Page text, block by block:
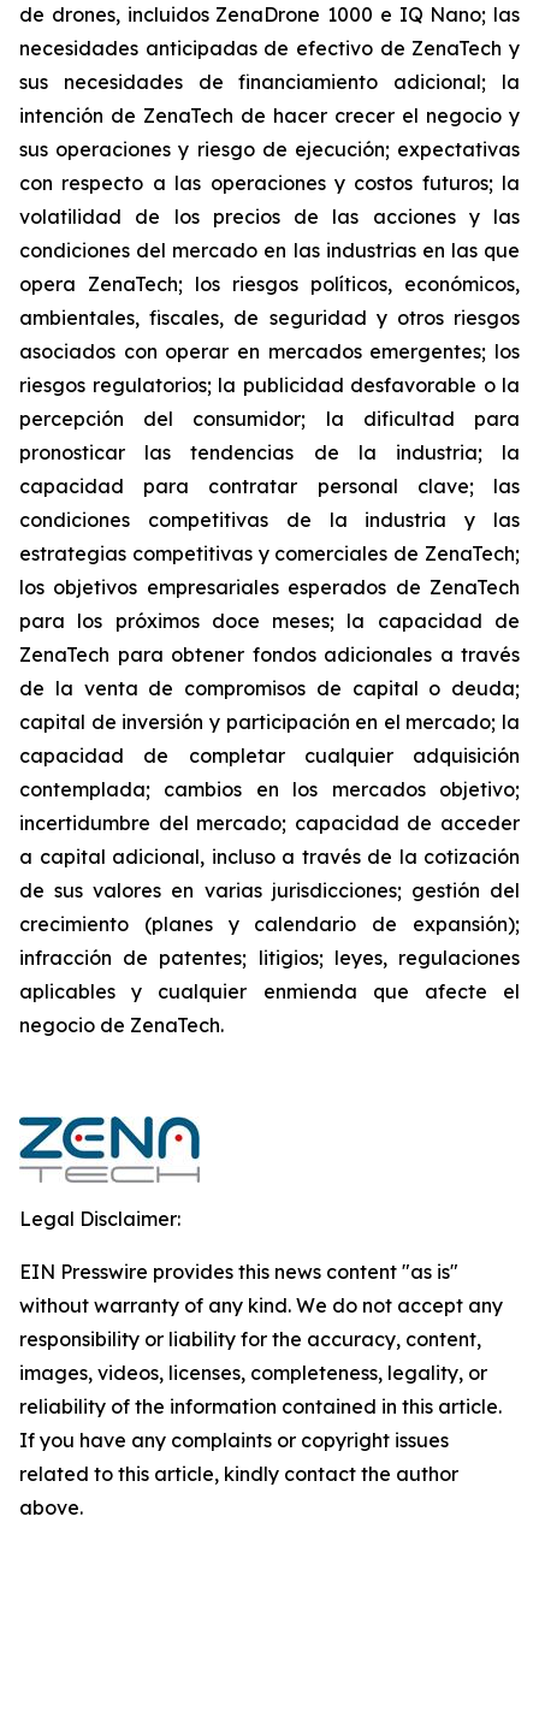
de drones, incluidos ZenaDrone 1000 e IQ Nano; las
necesidades anticipadas de efectivo de ZenaTech y
sus necesidades de financiamiento adicional; la
intención de ZenaTech de hacer crecer el negocio y
sus operaciones y riesgo de ejecución; expectativas
con respecto a las operaciones y costos futuros; la
volatilidad de los precios de las acciones y las
condiciones del mercado en las industrias en las que
opera ZenaTech; los riesgos políticos, económicos,
ambientales, fiscales, de seguridad y otros riesgos
asociados con operar en mercados emergentes; los
riesgos regulatorios; la publicidad desfavorable o la
percepción del consumidor; la dificultad para
pronosticar las tendencias de la industria; la
capacidad para contratar personal clave; las
condiciones competitivas de la industria y las
estrategias competitivas y comerciales de ZenaTech;
los objetivos empresariales esperados de ZenaTech
para los próximos doce meses; la capacidad de
ZenaTech para obtener fondos adicionales a través
de la venta de compromisos de capital o deuda;
capital de inversión y participación en el mercado; la
capacidad de completar cualquier adquisición
contemplada; cambios en los mercados objetivo;
incertidumbre del mercado; capacidad de acceder
a capital adicional, incluso a través de la cotización
de sus valores en varias jurisdicciones; gestión del
crecimiento (planes y calendario de expansión);
infracción de patentes; litigios; leyes, regulaciones
aplicables y cualquier enmienda que afecte el
negocio de ZenaTech.
Legal Disclaimer:
EIN Presswire provides this news content "as is"
without warranty of any kind. We do not accept any
responsibility or liability for the accuracy, content,
images, videos, licenses, completeness, legality, or
reliability of the information contained in this article.
If you have any complaints or copyright issues
related to this article, kindly contact the author
above.